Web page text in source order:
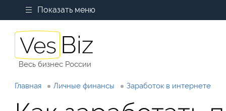
Показать меню
Весь бизнес России
Главная Личные финансы Заработок в интернете